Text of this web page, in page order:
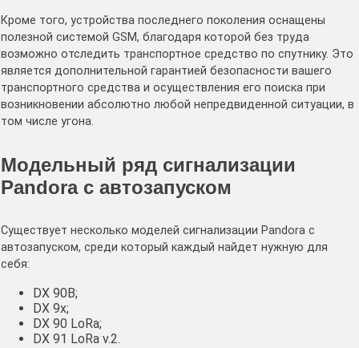
Кроме того, устройства последнего поколения оснащены
полезной системой GSM, благодаря которой без труда
возможно отследить транспортное средство по спутнику. Это
является дополнительной гарантией безопасности вашего
транспортного средства и осуществления его поиска при
возникновении абсолютно любой непредвиденной ситуации, в
том числе угона.
Модельный ряд сигнализации
Pandora с автозапуском
Существует несколько моделей сигнализации Pandora с
автозапуском, среди который каждый найдет нужную для
себя:
DX 90B;
DX 9x;
DX 90 LoRa;
DX 91 LoRa v.2.